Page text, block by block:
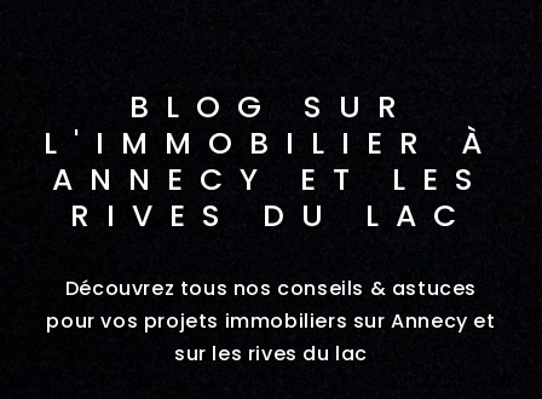
BLOG SUR
L'IMMOBILIER À
ANNECY ET LES
RIVES DU LAC
Découvrez tous nos conseils & astuces
pour vos projets immobiliers sur Annecy et
sur les rives du lac